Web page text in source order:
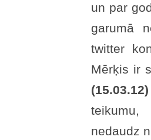
un par
garumā
twitter
Mērķis ir
(15.03.12)
teikumu,
nedaudz